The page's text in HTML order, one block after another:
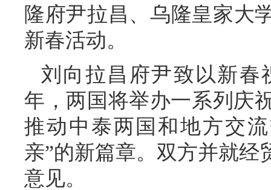
隆府尹拉昌、乌隆皇家大
新春活动。
刘向拉昌府尹致以新春
年，两国将举办一系列庆
推动中泰两国和地方交
亲”的新篇章。双方并就
意见。